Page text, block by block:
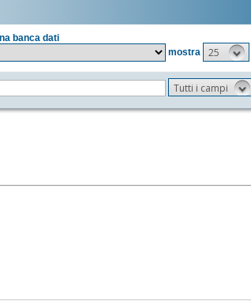
banca dati
mostra
25
Tutti i campi